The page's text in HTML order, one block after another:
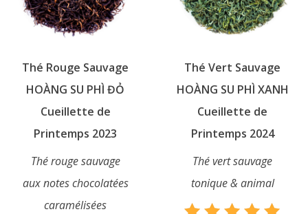
Thé Rouge Sauvage
HOÀNG SU PHÌ ĐỎ
Cueillette de
Printemps 2023
Thé rouge sauvage
aux notes chocolatées
caramélisées
Thé Vert Sauvage
HOÀNG SU PHÌ XANH
Cueillette de
Printemps 2024
Thé vert sauvage
tonique & animal